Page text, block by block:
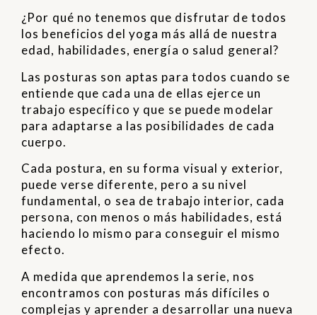
¿Por qué no tenemos que disfrutar de todos
los beneficios del yoga más allá de nuestra
edad, habilidades, energía o salud general?
Las posturas son aptas para todos cuando se
entiende que cada una de ellas ejerce un
trabajo específico y que se puede modelar
para adaptarse a las posibilidades de cada
cuerpo.
Cada postura, en su forma visual y exterior,
puede verse diferente, pero a su nivel
fundamental, o sea de trabajo interior, cada
persona, con menos o más habilidades, está
haciendo lo mismo para conseguir el mismo
efecto.
A medida que aprendemos la serie, nos
encontramos con posturas más difíciles o
complejas y aprender a desarrollar una nueva